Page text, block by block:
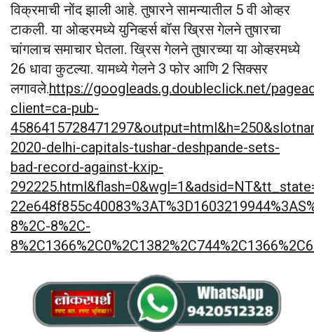
विक्रमाची नोंद झाली आहे. तुषारने सामन्यातील 5 वी ओव्हर
टाकली. या ओव्हरमध्ये युनिव्हर्स बॉस ख्रिस गेलने तुषारचा
चांगलाच समाचार घेतला. ख्रिस गेलने तुषारच्या या ओव्हरमध्ये
26 धावा कुटल्या. यामध्ये गेलने 3 फोर आणि 2 सिक्सर
लगावले.https://googleads.g.doubleclick.net/
client=ca-pub-
2020-delhi-capitals-tushar-deshpande-sets-
bad-record-against-kxip-
8%2C-8%2C-